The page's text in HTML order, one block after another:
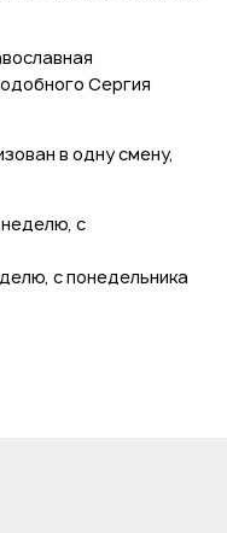
Сергия
в одну смену,
с
с понедельника